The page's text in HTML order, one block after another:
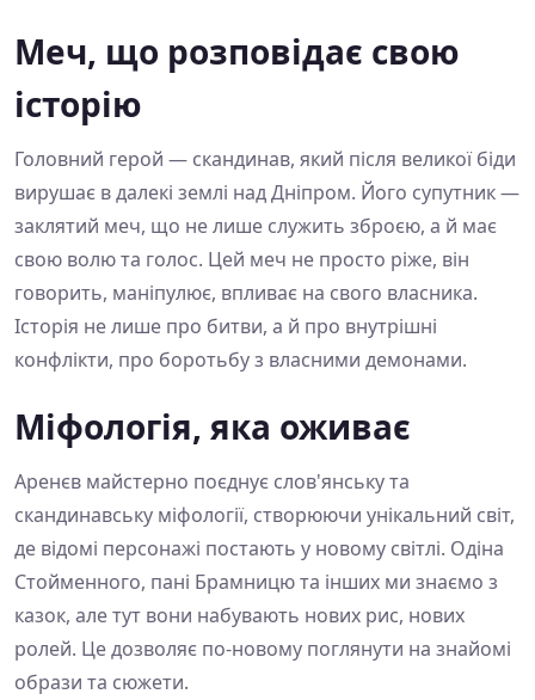
Меч, що розповідає свою
історію
Головний герой — скандинав, який після великої біди
вирушає в далекі землі над Дніпром. Його супутник —
заклятий меч, що не лише служить зброєю, а й має
свою волю та голос. Цей меч не просто ріже, він
говорить, маніпулює, впливає на свого власника.
Історія не лише про битви, а й про внутрішні
конфлікти, про боротьбу з власними демонами.
Міфологія, яка оживає
Аренєв майстерно поєднує слов'янську та
скандинавську міфології, створюючи унікальний світ,
де відомі персонажі постають у новому світлі. Одіна
Стойменного, пані Брамницю та інших ми знаємо з
казок, але тут вони набувають нових рис, нових
ролей. Це дозволяє по-новому поглянути на знайомі
образи та сюжети.